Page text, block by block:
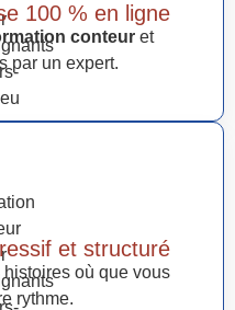
100 % en ligne
conteur et
par un expert.
et structuré
où que vous
rythme.